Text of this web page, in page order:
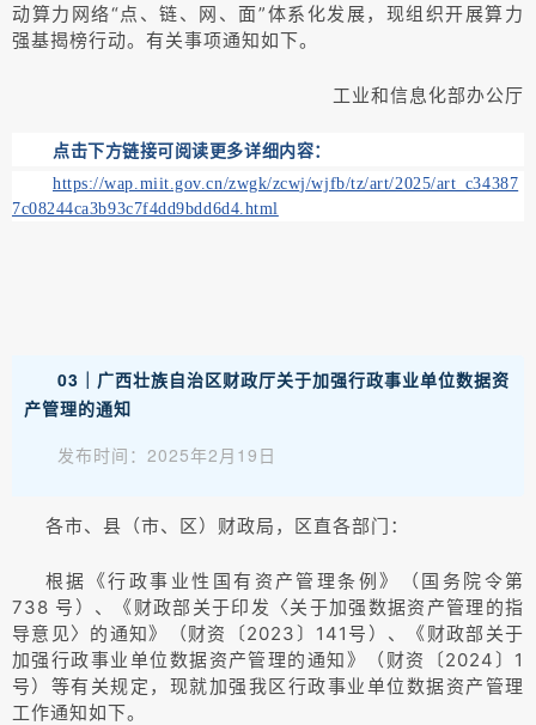
动算力网络“点、链、网、面”体系化发展，现组织开展算力
强基揭榜行动。有关事项通知如下。
工业和信息化部办公厅
点击下方链接可阅读更多详细内容：
https://wap.miit.gov.cn/zwgk/zcwj/wjfb/tz/art/2025/art_c34387
7c08244ca3b93c7f4dd9bdd6d4.html
03｜广西壮族自治区财政厅关于加强行政事业单位数据资
产管理的通知
发布时间：2025年2月19日
各市、县（市、区）财政局，区直各部门：
根据《行政事业性国有资产管理条例》（国务院令第
738 号）、《财政部关于印发〈关于加强数据资产管理的指
导意见〉的通知》（财资〔2023〕141号）、《财政部关于
加强行政事业单位数据资产管理的通知》（财资〔2024〕1
号）等有关规定，现就加强我区行政事业单位数据资产管理
工作通知如下。